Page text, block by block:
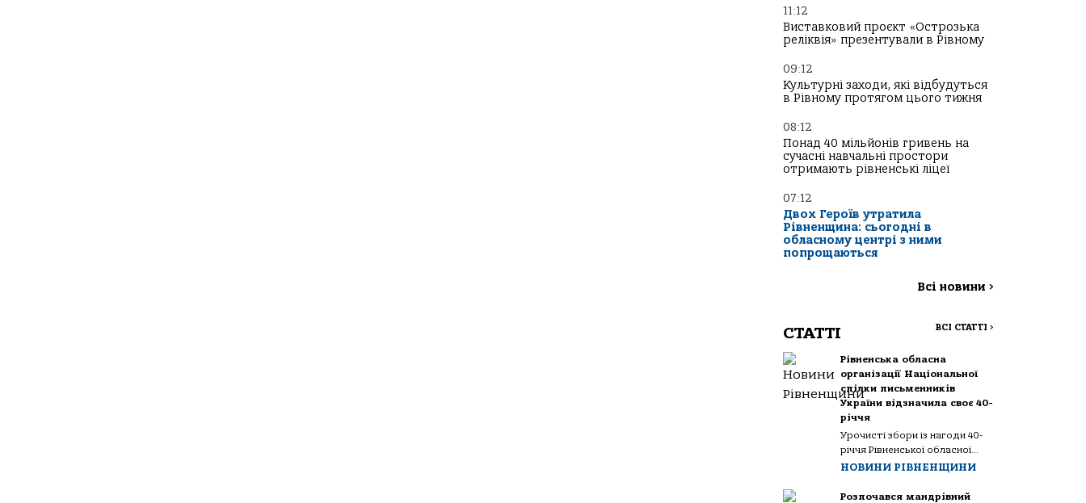
11:12
Виставковий проєкт «Острозька
реліквія» презентували в Рівному
09:12
Культурні заходи, які відбудуться
в Рівному протягом цього тижня
08:12
Понад 40 мільйонів гривень на
сучасні навчальні простори
отримають рівненські ліцеї
07:12
Двох Героїв утратила
Рівненщина: сьогодні в
обласному центрі з ними
попрощаються
Всі новини >
СТАТТІ ВСІ СТАТТІ >
Рівненська обласна
організації Національної
спілки письменників
України відзначила своє 40-
річчя
Урочисті збори із нагоди 40-
річчя Рівненської обласної...
НОВИНИ РІВНЕНЩИНИ
Розпочався мандрівний